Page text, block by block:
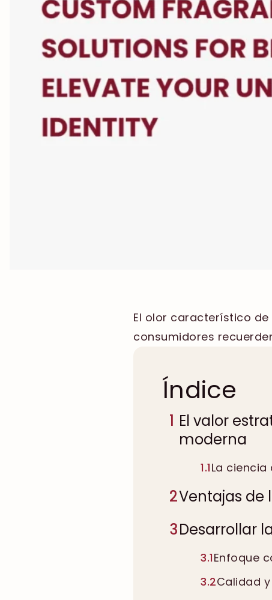
El olor característico
consumidores
Índice
1 El valor
moderna
1.1La
2Ventajas de
3Desarrollar
3.1Enfoque
3.2Calidad